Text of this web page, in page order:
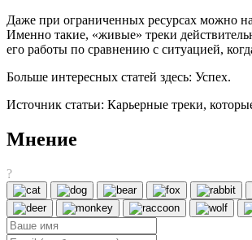
Даже при ограниченных ресурсах можно
Именно такие, «живые» треки
его работы по сравнению с ситуацией,
Больше интересных статей здесь: Успех.
Источник статьи: Карьерные треки,
Мнение
?